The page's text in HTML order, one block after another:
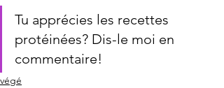
Tu apprécies les recettes
protéinées? Dis-le moi en
commentaire!
végé